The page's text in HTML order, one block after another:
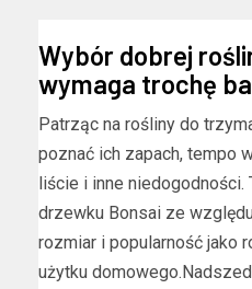
Wybór dobrej
wymaga trochę
Patrząc na rośliny do
poznać ich zapach, tempo
liście i inne niedogodności.
drzewku Bonsai ze
rozmiar i popularność jako
użytku